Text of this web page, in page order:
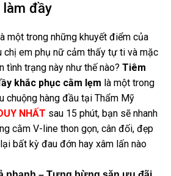
đầy
một trong những khuyết điểm của
chị em phụ nữ cảm thấy tự ti và mặc
tình trạng này như thế nào? Tiêm
khắc phục cằm lẹm là một trong
chuộng hàng đầu tại Thẩm Mỹ
NHẤT sau 15 phút, bạn sẽ nhanh
cằm V-line thon gọn, cân đối, đẹp
bất kỳ đau đớn hay xâm lấn nào